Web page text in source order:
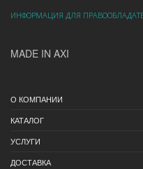
ИНФОРМАЦИЯ ДЛЯ
MADE IN AXI
О КОМПАНИИ
КАТАЛОГ
УСЛУГИ
ДОСТАВКА